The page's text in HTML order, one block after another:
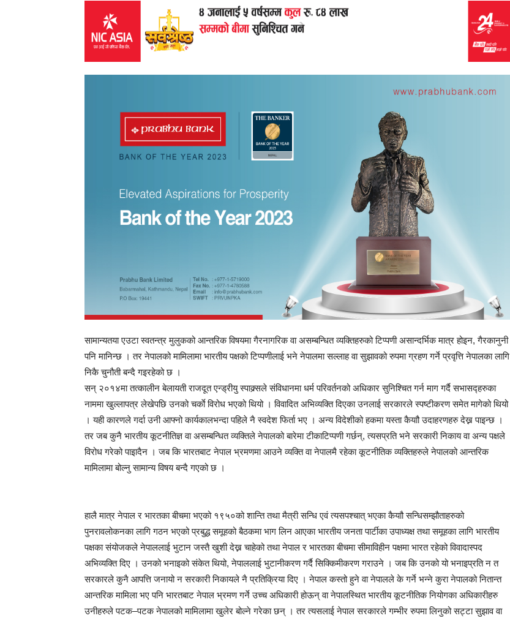
सामान्यतया एउटा स्वतन्त्र मुलुकको आन्तरिक विषयमा गैरनागरिक वा असम्बन्धित व्यक्तिहरुको टिप्पणी असान्दर्भिक मात्र होइन, गैरकानुनी
पनि मानिन्छ । तर नेपालको मामिलामा भारतीय पक्षको टिप्पणीलाई भने नेपालमा सल्लाह वा सुझावको रुपमा ग्रहण गर्ने प्रवृत्ति नेपालका लागि
निकै चुनौती बन्दै गइरहेको छ ।
सन् २०१४मा तत्कालीन बेलायती राजदूत एन्ड्रीयु स्पाक्र्सले संविधानमा धर्म परिवर्तनको अधिकार सुनिश्चित गर्न माग गर्दै सभासद्हरुका
नाममा खुल्लापत्र लेखेपछि उनको चर्काे विरोध भएको थियो । विवादित अभिव्यक्ति दिएका उनलाई सरकारले स्पष्टीकरण समेत मागेको थियो
। यही कारणले गर्दा उनी आफ्नो कार्यकालभन्दा पहिले नै स्वदेश फिर्ता भए । अन्य विदेशीको हकमा यस्ता कैयाौ उदाहरणहरु देख्न पाइन्छ ।
तर जब कुनै भारतीय कूटनीतिज्ञ वा असम्बन्धित व्यक्तिले नेपालको बारेमा टीकाटिप्पणी गर्छन्, त्यसप्रति भने सरकारी निकाय वा अन्य पक्षले
विरोध गरेको पाइादैन । जब कि भारतबाट नेपाल भ्रमणमा आउने व्यक्ति वा नेपालमै रहेका कूटनीतिक व्यक्तिहरुले नेपालको आन्तरिक
मामिलामा बोल्नु सामान्य विषय बन्दै गएको छ ।
हालै मात्र नेपाल र भारतका बीचमा भएको १९५०को शान्ति तथा मैत्री सन्धि एवं त्यसपश्चात् भएका कैयाौ सन्धिसम्झौताहरुको
पुनरावलोकनका लागि गठन भएको प्रबुद्ध समूहको बैठकमा भाग लिन आएका भारतीय जनता पार्टीका उपाध्यक्ष तथा समूहका लागि भारतीय
पक्षका संयोजकले नेपाललाई भुटान जस्तै खुशी देख्न चाहेको तथा नेपाल र भारतका बीचमा सीमाविहीन पक्षमा भारत रहेको विवादास्पद
अभिव्यक्ति दिए । उनको भनाइको संकेत थियो, नेपाललाई भुटानीकरण गर्दै सिक्किमीकरण गराउने । जब कि उनको यो भनाइप्रति न त
सरकारले कुनै आपत्ति जनायो न सरकारी निकायले नै प्रतिक्रिया दिए । नेपाल कस्तो हुने वा नेपालले के गर्ने भन्ने कुरा नेपालको नितान्त
आन्तरिक मामिला भए पनि भारतबाट नेपाल भ्रमण गर्ने उच्च अधिकारी होऊन् वा नेपालस्थित भारतीय कूटनीतिक नियोगका अधिकारीहरु
उनीहरुले पटक–पटक नेपालको मामिलामा खुलेर बोल्ने गरेका छन् । तर त्यसलाई नेपाल सरकारले गम्भीर रुपमा लिनुको सट्टा सुझाव वा